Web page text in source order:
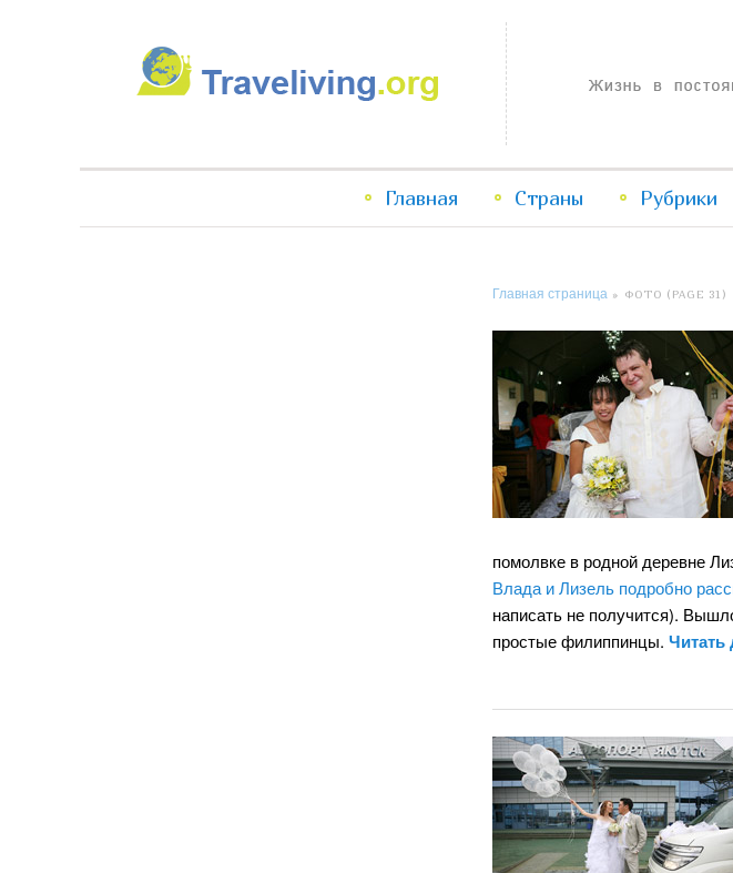
Traveliving
Жизнь в постоянном
Главная Страны Рубрики
Главная страница » ФОТО (PAGE 31)
помолвке в родной деревне
Влада и Лизель подробно
написать не получится).
простые филиппинцы. Читать